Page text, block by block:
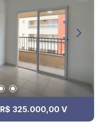
R$ 325.000,00 V